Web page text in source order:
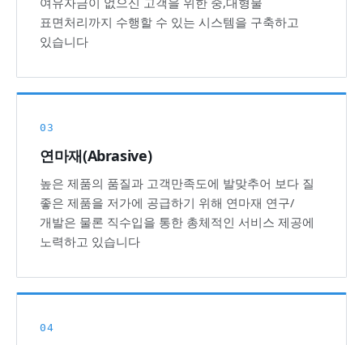
표면처리까지 수행할 수 있는 시스템을 구축하고
있습니다
03
연마재(Abrasive)
높은 제품의 품질과 고객만족도에 발맞추어 보다 질
좋은 제품을 저가에 공급하기 위해 연마재 연구/
개발은 물론 직수입을 통한 총체적인 서비스 제공에
노력하고 있습니다
04